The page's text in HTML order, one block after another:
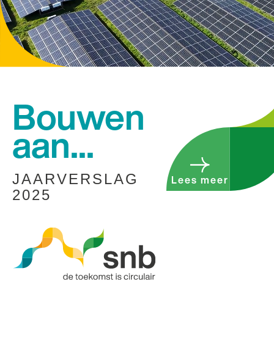
Lees meer
Bouwen
​​​​​​​aan...
JAARVERSLAG
2025